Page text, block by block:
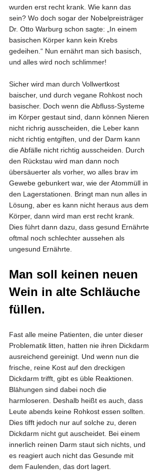
wurden erst recht krank. Wie kann das
sein? Wo doch sogar der Nobelpreisträger
Dr. Otto Warburg schon sagte: „In einem
basischen Körper kann kein Krebs
gedeihen.“ Nun ernährt man sich basisch,
und alles wird noch schlimmer!
Sicher wird man durch Vollwertkost
baischer, und durch vegane Rohkost noch
basischer. Doch wenn die Abfluss-Systeme
im Körper gestaut sind, dann können Nieren
nicht richrig ausscheiden, die Leber kann
nicht richtig entgiften, und der Darm kann
die Abfälle nicht richtig ausscheiden. Durch
den Rückstau wird man dann noch
übersäuerter als vorher, wo alles brav im
Gewebe gebunkert war, wie der Atommüll in
den Lagerstationen. Bringt man nun alles in
Lösung, aber es kann nicht heraus aus dem
Körper, dann wird man erst recht krank.
Dies führt dann dazu, dass gesund Ernährte
oftmal noch schlechter aussehen als
ungesund Ernährte.
Man soll keinen neuen
Wein in alte Schläuche
füllen.
Fast alle meine Patienten, die unter dieser
Problematik litten, hatten nie ihren Dickdarm
ausreichend gereinigt. Und wenn nun die
frische, reine Kost auf den dreckigen
Dickdarm trifft, gibt es üble Reaktionen.
Blähungen sind dabei noch die
harmloseren. Deshalb heißt es auch, dass
Leute abends keine Rohkost essen sollten.
Dies tifft jedoch nur auf solche zu, deren
Dickdarm nicht gut auscheidet. Bei einem
innerlich reinen Darm staut sich nichts, und
es reagiert auch nicht das Gesunde mit
dem Faulenden, das dort lagert.